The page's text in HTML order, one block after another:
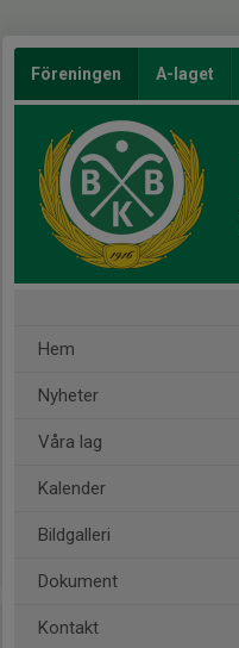
Föreningen A-laget
Hem
Nyheter
Våra lag
Kalender
Bildgalleri
Dokument
Kontakt